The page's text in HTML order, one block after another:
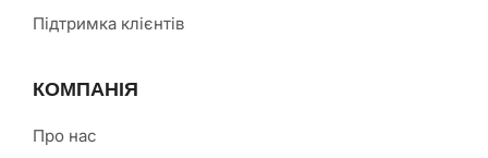
Підтримка клієнтів
КОМПАНІЯ
Про нас